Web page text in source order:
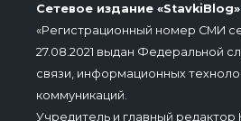
Сетевое издание «StavkiBlog»
«Регистрационный номер СМИ
27.08.2021 выдан Федеральной
связи, информационных
коммуникаций.
Учредитель и главный